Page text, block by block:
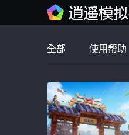
全部 使用帮助